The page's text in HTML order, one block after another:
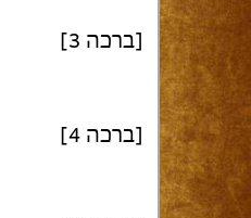
[ברכה 3]
[ברכה 4]